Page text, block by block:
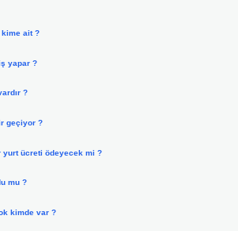
kime ait ?
yapar ?
?
geçiyor ?
yurt ücreti ödeyecek mi ?
mu ?
kimde var ?